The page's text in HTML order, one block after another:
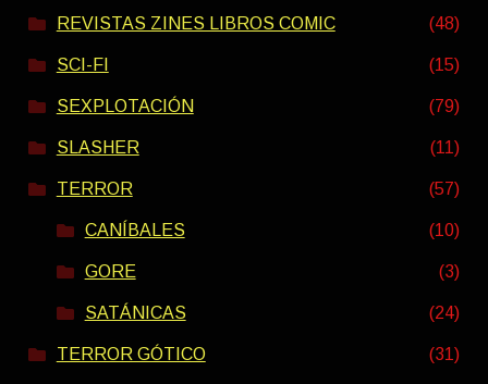
REVISTAS ZINES LIBROS COMIC (48)
SCI-FI (15)
SEXPLOTACIÓN (79)
SLASHER (11)
TERROR (57)
CANÍBALES (10)
GORE (3)
SATÁNICAS (24)
TERROR GÓTICO (31)